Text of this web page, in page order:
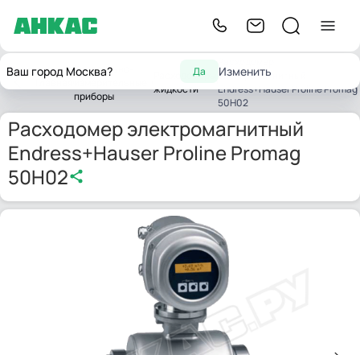
Ваш город Москва? Да Изменить
Главная
Контрольно-
приборы
Расходомеры
жидкости
электромагнитный
Endress+Hauser Proline Promag
50H02
Расходомер электромагнитный
Endress+Hauser Proline Promag
50H02